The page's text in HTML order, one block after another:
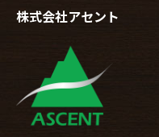
株式会社アセント